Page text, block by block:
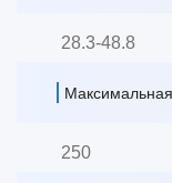
28.3-48.8
250